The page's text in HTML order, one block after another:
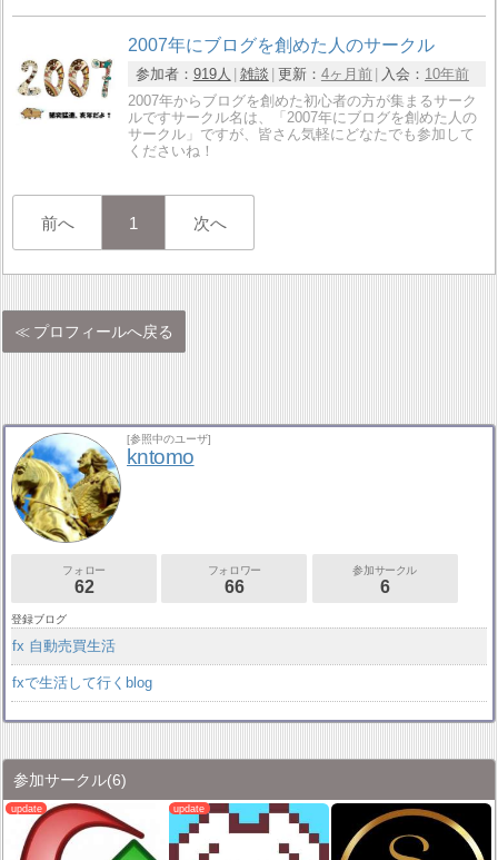
2007年にブログを創めた人のサークル
参加者： 919人 雑談 更新： 4ヶ月前 入会： 10年前
2007年からブログを創めた初心者の方が集まるサーク
ルですサークル名は、「2007年にブログを創めた人の
サークル」ですが、皆さん気軽にどなたでも参加して
くださいね！
前へ 1 次へ
プロフィールへ戻る
[参照中のユーザ]
kntomo
フォロー
62
フォロワー
66
参加サークル
6
登録ブログ
fx 自動売買生活
fxで生活して行くblog
参加サークル(6)